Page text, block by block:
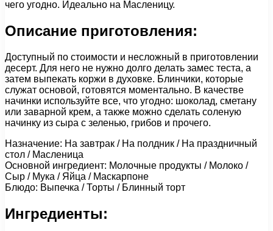
чего угодно. Идеально на Масленицу.
Описание приготовления:
Доступный по стоимости и несложный в приготовлении
десерт. Для него не нужно долго делать замес теста, а
затем выпекать коржи в духовке. Блинчики, которые
служат основой, готовятся моментально. В качестве
начинки используйте все, что угодно: шоколад, сметану
или заварной крем, а также можно сделать соленую
начинку из сыра с зеленью, грибов и прочего.
Назначение: На завтрак / На полдник / На праздничный
стол / Масленица
Основной ингредиент: Молочные продукты / Молоко /
Сыр / Мука / Яйца / Маскарпоне
Блюдо: Выпечка / Торты / Блинный торт
Ингредиенты: